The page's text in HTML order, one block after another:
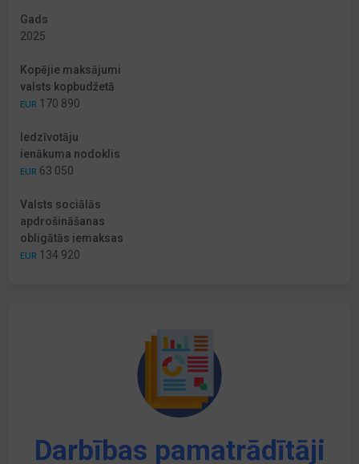
Gads
2025
Kopējie maksājumi
valsts kopbudžetā
EUR 170 890
Iedzīvotāju
ienākuma nodoklis
EUR 63 050
Valsts sociālās
apdrošināšanas
obligātās iemaksas
EUR 134 920
Darbības pamatrādītāji